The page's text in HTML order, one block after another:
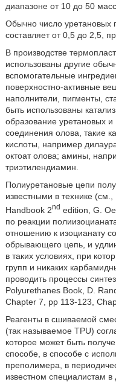
диапазоне от 10 до 50
Обычно число уретановых
составляет от 0,5 до 2,5,
В производстве
использованы другие
вспомогательные
поверхностно-активные
наполнители, пигменты,
быть использованы
образование уретановых
соединения олова, такие
кислоты, например
октоат олова; амины,
триэтилендиамин.
Полиуретановые цепи
известными в технике
Handbook 2nd edition, G.
по реакции
отношению к изоцианату
обрывающего цепь, и
в таких условиях, при
групп и никаких
проводить процессы
Polyurethanes Book, D.
Chapter 7, pp 113-123,
Реагенты в сшиваемой
(так называемое TPU)
которое может быть
способе, в способе с
преполимера, в
известном специалистам